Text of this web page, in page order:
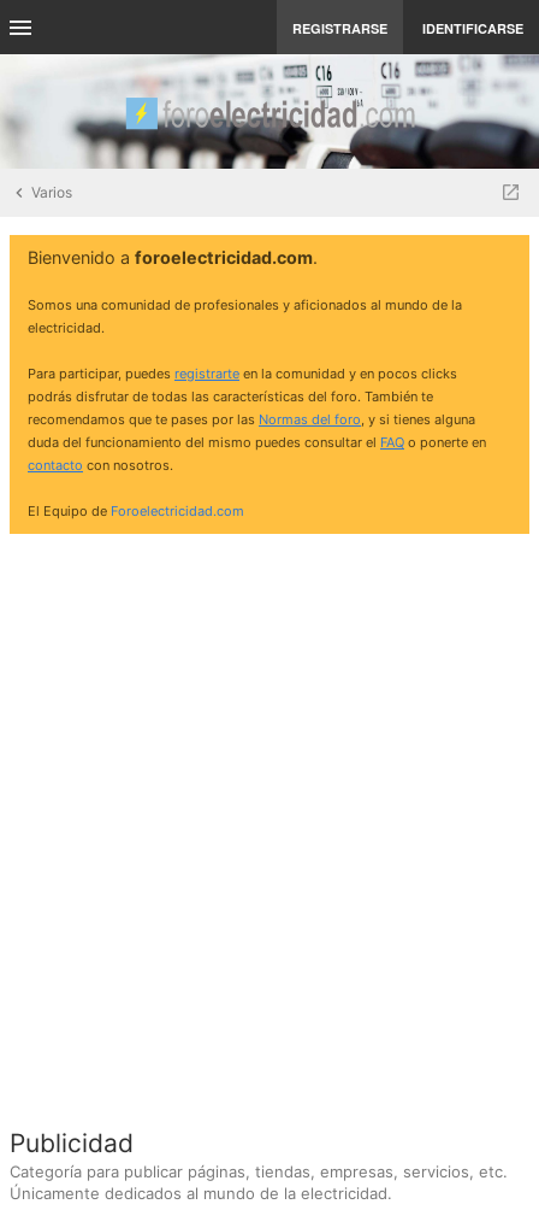
REGISTRARSE IDENTIFICARSE
Varios
Bienvenido a foroelectricidad.com.
Somos una comunidad de profesionales y aficionados al mundo de la
electricidad.
Para participar, puedes registrarte en la comunidad y en pocos clicks
podrás disfrutar de todas las características del foro. También te
recomendamos que te pases por las Normas del foro, y si tienes alguna
duda del funcionamiento del mismo puedes consultar el FAQ o ponerte en
contacto con nosotros.
El Equipo de Foroelectricidad.com
Publicidad
Categoría para publicar páginas, tiendas, empresas, servicios, etc.
Únicamente dedicados al mundo de la electricidad.